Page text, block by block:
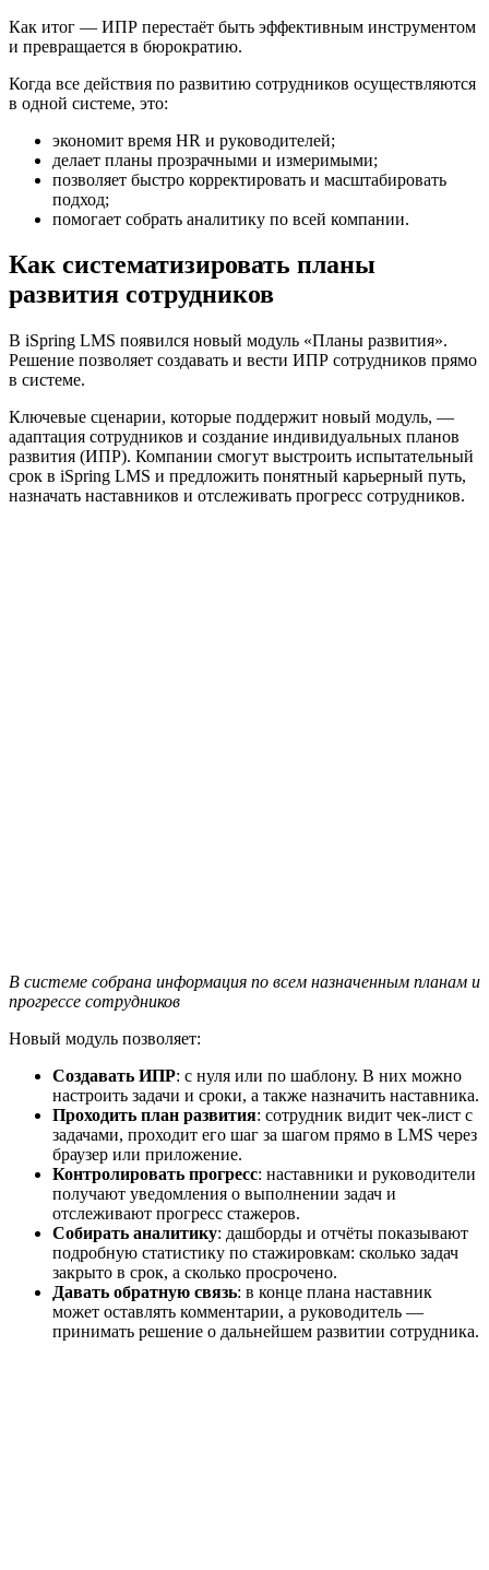
Как итог — ИПР перестаёт быть эффективным инструментом
и превращается в бюрократию.
Когда все действия по развитию сотрудников осуществляются
в одной системе, это:
экономит время HR и руководителей;
делает планы прозрачными и измеримыми;
позволяет быстро корректировать и масштабировать
подход;
помогает собрать аналитику по всей компании.
Как систематизировать планы
развития сотрудников
В iSpring LMS появился новый модуль «Планы развития».
Решение позволяет создавать и вести ИПР сотрудников прямо
в системе.
Ключевые сценарии, которые поддержит новый модуль, —
адаптация сотрудников и создание индивидуальных планов
развития (ИПР). Компании смогут выстроить испытательный
срок в iSpring LMS и предложить понятный карьерный путь,
назначать наставников и отслеживать прогресс сотрудников.
В системе собрана информация по всем назначенным планам и
прогрессе сотрудников
Новый модуль позволяет:
Создавать ИПР: с нуля или по шаблону. В них можно
настроить задачи и сроки, а также назначить наставника.
Проходить план развития: сотрудник видит чек-лист с
задачами, проходит его шаг за шагом прямо в LMS через
браузер или приложение.
Контролировать прогресс: наставники и руководители
получают уведомления о выполнении задач и
отслеживают прогресс стажеров.
Собирать аналитику: дашборды и отчёты показывают
подробную статистику по стажировкам: сколько задач
закрыто в срок, а сколько просрочено.
Давать обратную связь: в конце плана наставник
может оставлять комментарии, а руководитель —
принимать решение о дальнейшем развитии сотрудника.